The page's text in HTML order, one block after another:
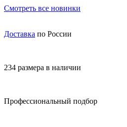
Смотреть все новинки
Доставка по России
234 размера в наличии
Профессиональный подбор